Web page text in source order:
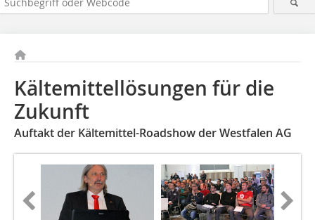
Kältemittellösungen für die
Zukunft
Auftakt der Kältemittel-Roadshow der Westfalen AG